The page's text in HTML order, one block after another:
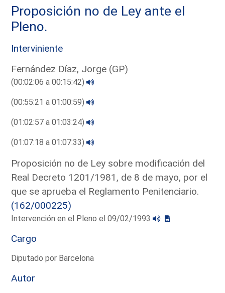
Proposición no de Ley ante el
Pleno.
Interviniente
Fernández Díaz, Jorge (GP)
(00:02:06 a 00:15:42)
(00:55:21 a 01:00:59)
(01:02:57 a 01:03:24)
(01:07:18 a 01:07:33)
Proposición no de Ley sobre modificación del
Real Decreto 1201/1981, de 8 de mayo, por el
que se aprueba el Reglamento Penitenciario.
(162/000225)
Intervención en el Pleno el 09/02/1993
Cargo
Diputado por Barcelona
Autor